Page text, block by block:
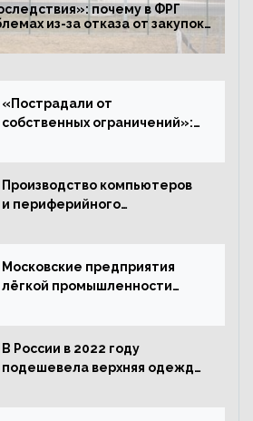
почему в ФРГ
из-за отказа от закупок
«Пострадали от
собственных ограничений»:
промышленности
Производство компьютеров
и периферийного
Московские предприятия
лёгкой промышленности
В России в 2022 году
подешевела верхняя одежда